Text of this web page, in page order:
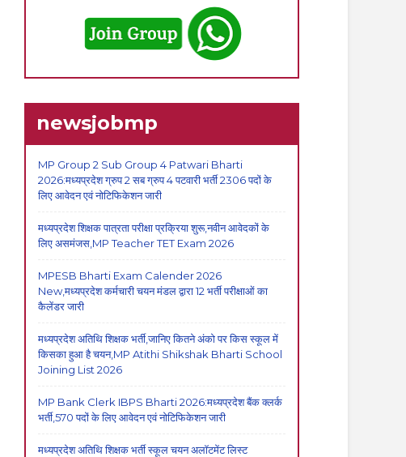
newsjobmp
MP Group 2 Sub Group 4 Patwari Bharti
2026:मध्यप्रदेश ग्रुप 2 सब ग्रुप 4 पटवारी भर्ती 2306 पदों के
लिए आवेदन एवं नोटिफिकेशन जारी
मध्यप्रदेश शिक्षक पात्रता परीक्षा प्रक्रिया शुरू,नवीन आवेदकों के
लिए असमंजस,MP Teacher TET Exam 2026
MPESB Bharti Exam Calender 2026
New,मध्यप्रदेश कर्मचारी चयन मंडल द्वारा 12 भर्ती परीक्षाओं का
कैलेंडर जारी
मध्यप्रदेश अतिथि शिक्षक भर्ती,जानिए कितने अंको पर किस स्कूल में
किसका हुआ है चयन,MP Atithi Shikshak Bharti School
Joining List 2026
MP Bank Clerk IBPS Bharti 2026:मध्यप्रदेश बैंक क्लर्क
भर्ती,570 पदों के लिए आवेदन एवं नोटिफिकेशन जारी
मध्यप्रदेश अतिथि शिक्षक भर्ती स्कूल चयन अलॉटमेंट लिस्ट